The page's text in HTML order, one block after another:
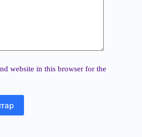
website in this browser for the